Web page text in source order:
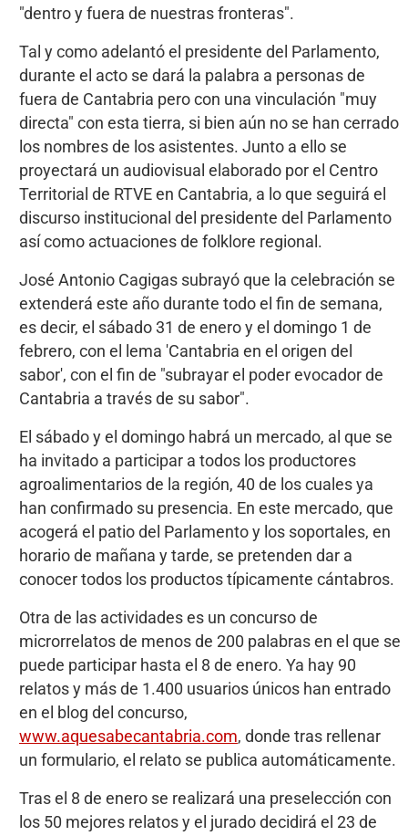
"dentro y fuera de nuestras fronteras".
Tal y como adelantó el presidente del Parlamento,
durante el acto se dará la palabra a personas de
fuera de Cantabria pero con una vinculación "muy
directa" con esta tierra, si bien aún no se han cerrado
los nombres de los asistentes. Junto a ello se
proyectará un audiovisual elaborado por el Centro
Territorial de RTVE en Cantabria, a lo que seguirá el
discurso institucional del presidente del Parlamento
así como actuaciones de folklore regional.
José Antonio Cagigas subrayó que la celebración se
extenderá este año durante todo el fin de semana,
es decir, el sábado 31 de enero y el domingo 1 de
febrero, con el lema 'Cantabria en el origen del
sabor', con el fin de "subrayar el poder evocador de
Cantabria a través de su sabor".
El sábado y el domingo habrá un mercado, al que se
ha invitado a participar a todos los productores
agroalimentarios de la región, 40 de los cuales ya
han confirmado su presencia. En este mercado, que
acogerá el patio del Parlamento y los soportales, en
horario de mañana y tarde, se pretenden dar a
conocer todos los productos típicamente cántabros.
Otra de las actividades es un concurso de
microrrelatos de menos de 200 palabras en el que se
puede participar hasta el 8 de enero. Ya hay 90
relatos y más de 1.400 usuarios únicos han entrado
en el blog del concurso,
www.aquesabecantabria.com, donde tras rellenar
un formulario, el relato se publica automáticamente.
Tras el 8 de enero se realizará una preselección con
los 50 mejores relatos y el jurado decidirá el 23 de